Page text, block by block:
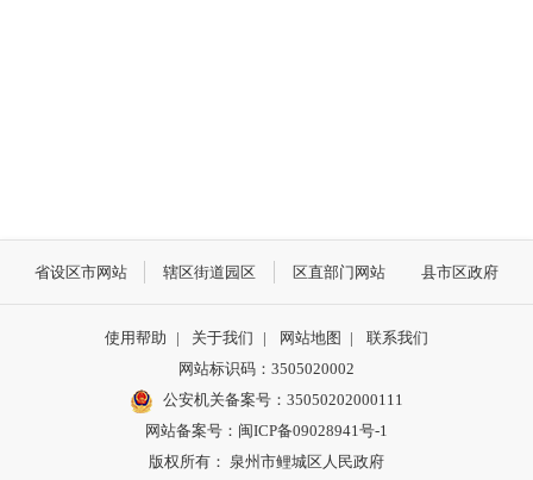
省设区市网站 辖区街道园区 区直部门网站 县市区政府
使用帮助 | 关于我们 | 网站地图 |
联系我们
网站标识码：3505020002
公安机关备案号：35050202000111
网站备案号：闽ICP备09028941号-1
版权所有： 泉州市鲤城区人民政府